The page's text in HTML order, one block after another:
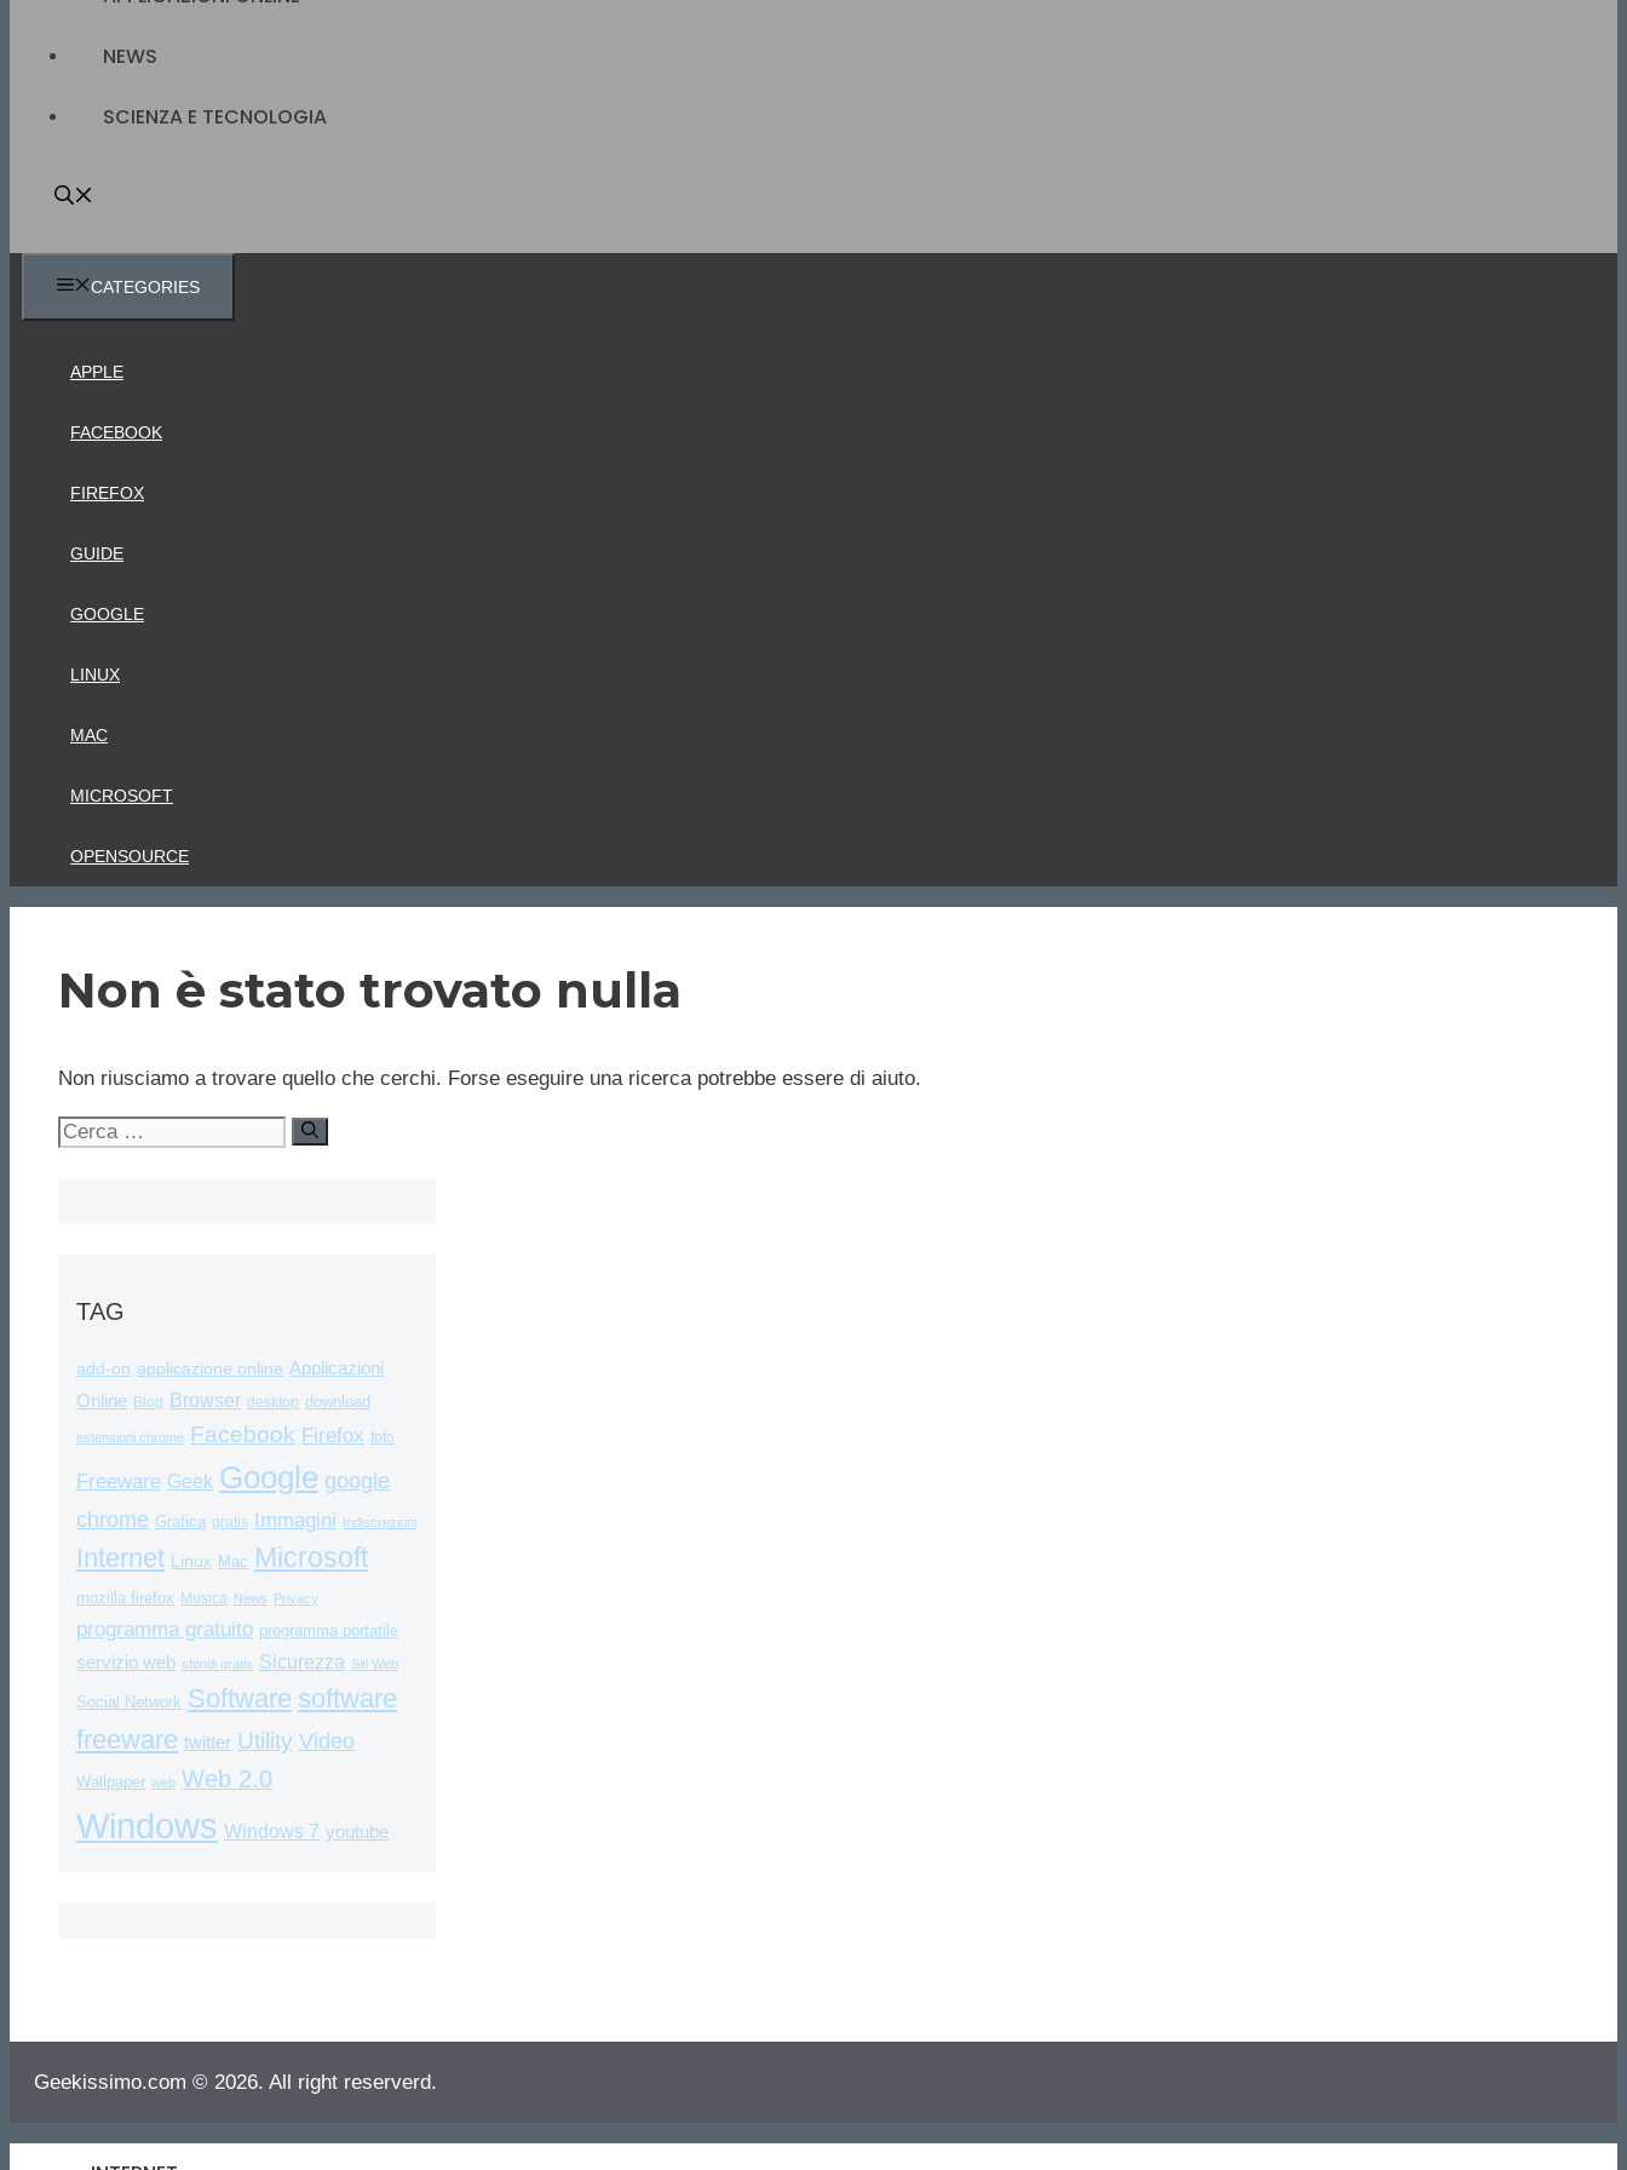
NEWS
SCIENZA E TECNOLOGIA
CATEGORIES
APPLE
FACEBOOK
FIREFOX
GUIDE
GOOGLE
LINUX
MAC
MICROSOFT
OPENSOURCE
Non è stato trovato nulla
Non riusciamo a trovare quello che cerchi. Forse eseguire una ricerca potrebbe essere di aiuto.
Ricerca
TAG
add-on applicazione online Applicazioni
Online Blog Browser desktop download
estensioni chrome Facebook Firefox foto
Freeware Geek Google google
chrome Grafica gratis Immagini Indiscrezioni
Internet Linux Mac Microsoft
mozilla firefox Musica News Privacy
programma gratuito programma portatile
servizio web sfondi gratis Sicurezza Siti Web
Social Network Software software
freeware twitter Utility Video
Wallpaper web Web 2.0
Windows Windows 7 youtube
Geekissimo.com © 2026. All right reserverd.